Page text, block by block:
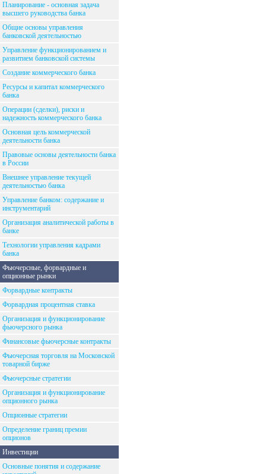
Планирование - основная задача
высшего руководства банка
Общие основы управления
банковской деятельностью
Управление функционированием и
развитием банковской системы
Создание коммерческого банка
Ресурсы и капитал коммерческого
банка
Операции (сделки), риски и
надежность коммерческого банка
Основная цель коммерческой
деятельности банка
Правовые основы деятельности банка
в России
Внешнее управление текущей
деятельностью банка
Управление банком: содержание и
инструментарий
Организация аналитической работы в
банке
Технологии управления кадрами
банка
Фьючерсные, форвардные и
опционные рынки
Форвардные контракты
Форвардная процентная ставка
Организация и функционирование
фьючерсного рынка
Финансовые фьючерсные контракты
Фьючерсная торговля на Московской
товарной бирже
Фьючерсные стратегии
Организация и функционирование
опционного рынка
Опционные стратегии
Определение границ премии
опционов
Инвестиции
Основные понятия и содержание